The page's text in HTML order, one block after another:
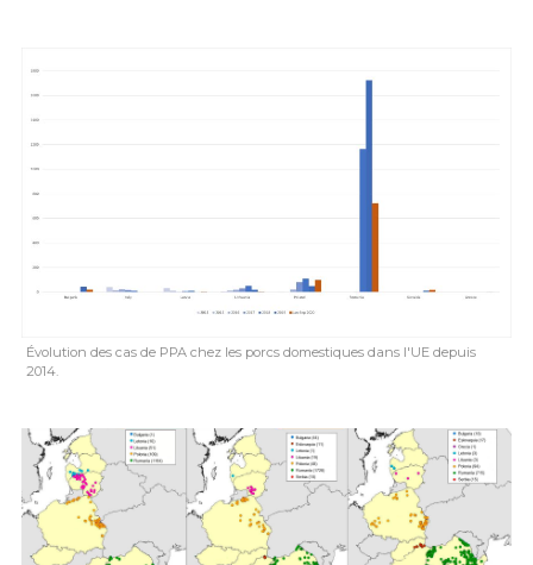
Évolution des cas de PPA chez les porcs domestiques dans l'UE depuis
2014.